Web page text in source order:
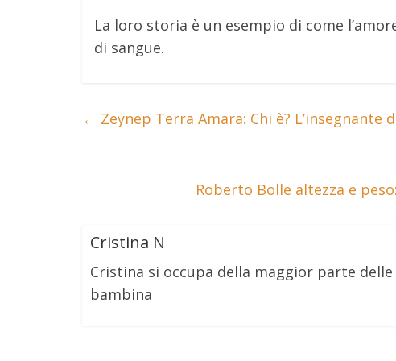
La loro storia è un esempio di come
di sangue.
← Zeynep Terra Amara: Chi è? L’insegnante
Roberto Bolle altezza e
Cristina N
Cristina si occupa della maggior parte
bambina